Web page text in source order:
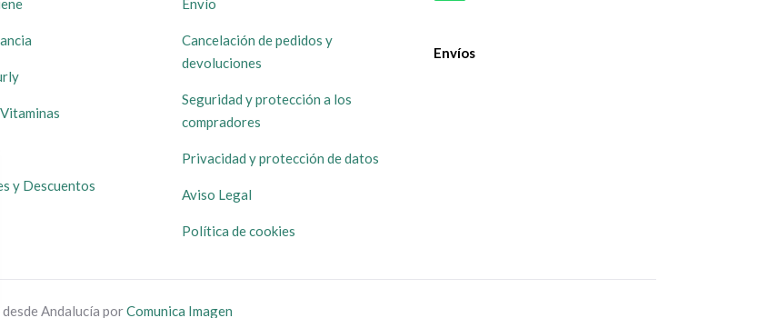
mostrar anuncios o contenido personalizados y analizar nuestro tráfico. Al hacer clic en "Aceptar
y Descuentos
Envío
Cancelación de pedidos y
devoluciones
Seguridad y protección a los
compradores
Privacidad y protección de datos
Aviso Legal
Política de cookies
Envíos
Andalucía porComunica Imagen